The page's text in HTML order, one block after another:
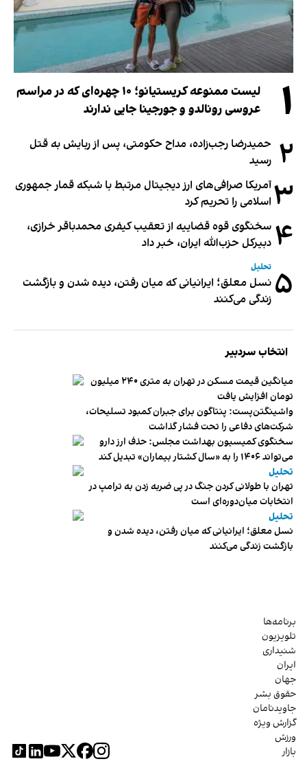
۱
لیست ممنوعه کریستیانو؛ ۱۰ چهره‌ای که در مراسم
عروسی رونالدو و جورجینا جایی ندارند
۲ حمیدرضا رجب‌زاده، مداح حکومتی، پس از ربایش به قتل
رسید
۳آمریکا صرافی‌های ارز دیجیتال مرتبط با شبکه قمار جمهوری
اسلامی را تحریم کرد
۴ سخنگوی قوه قضاییه از تعقیب کیفری محمدباقر خرازی،
دبیر‌کل حزب‌الله ایران، خبر داد
۵ تحلیل
نسل معلق؛ ایرانیانی که میان رفتن، دیده شدن و بازگشت
زندگی می‌کنند
انتخاب سردبیر
میانگین قیمت مسکن در تهران به متری ۲۴۰ میلیون
تومان افزایش یافت
واشینگتن‌پست: پنتاگون برای جبران کمبود تسلیحات،
شرکت‌های دفاعی را تحت فشار گذاشت
سخنگوی کمیسیون بهداشت مجلس: حذف ارز دارو
می‌تواند ۱۴۰۶ را به «سال کشتار بیماران» تبدیل کند
تحلیل
تهران با طولانی کردن جنگ در پی ضربه زدن به ترامپ در
انتخابات میان‌دوره‌ای است
تحلیل
نسل معلق؛ ایرانیانی که میان رفتن، دیده شدن و
بازگشت زندگی می‌کنند
برنامه‌ها
تلویزیون
شنیداری
ایران
جهان
حقوق بشر
جاویدنامان
گزارش ویژه
ورزش
بازار